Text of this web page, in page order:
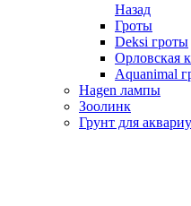
Назад
Гроты
Deksi гроты
Орловская
Aquanimal
Hagen лампы
Зоолинк
Грунт для